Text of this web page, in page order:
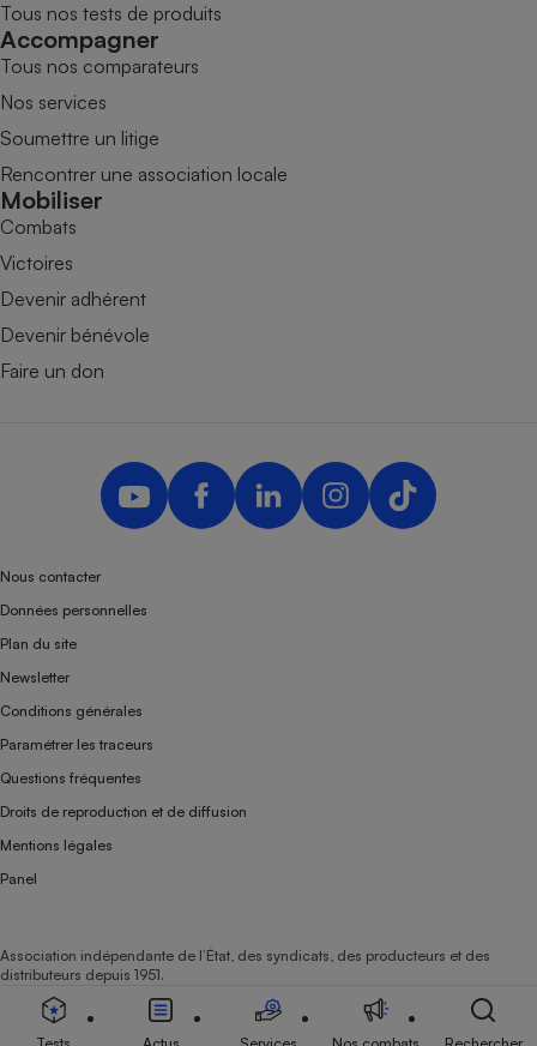
Tous nos tests de produits
Accompagner
Tous nos comparateurs
Nos services
Soumettre un litige
Rencontrer une association locale
Mobiliser
Combats
Victoires
Devenir adhérent
Devenir bénévole
Faire un don
Nous contacter
Données personnelles
Plan du site
Newsletter
Conditions générales
Paramétrer les traceurs
Questions fréquentes
Droits de reproduction et de diffusion
Mentions légales
Panel
Association indépendante de l’État, des syndicats, des producteurs et des
distributeurs depuis 1951.